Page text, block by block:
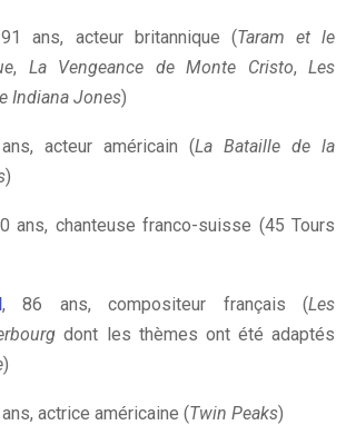
ans, acteur britannique (Taram et le
, La Vengeance de Monte Cristo,Les
Indiana Jones)
acteur américain (La Bataille de la
)
ans, chanteuse franco-suisse (45 Tours
, 86 ans, compositeur français (Les
dont les thèmes ont été adaptés
)
actrice américaine (Twin Peaks)